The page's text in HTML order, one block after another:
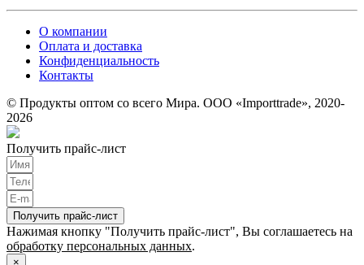
О компании
Оплата и доставка
Конфиденциальность
Контакты
© Продукты оптом со всего Мира. ООО «Importtrade», 2020-
2026
Получить прайс-лист
Получить прайс-лист
Нажимая кнопку "Получить прайс-лист", Вы соглашаетесь на
обработку персональных данных.
×